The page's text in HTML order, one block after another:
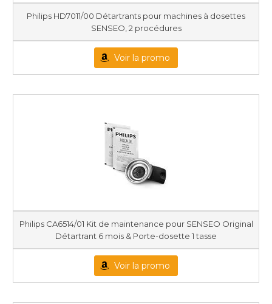
Philips HD7011/00 Détartrants pour machines à dosettes
SENSEO, 2 procédures
Voir la promo
Philips CA6514/01 Kit de maintenance pour SENSEO Original
Détartrant 6 mois & Porte-dosette 1 tasse
Voir la promo